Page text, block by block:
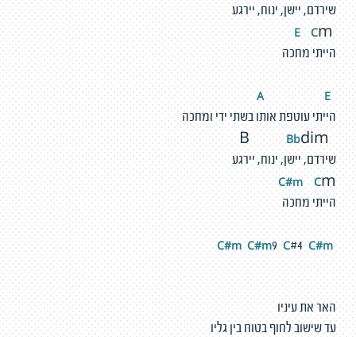
שירדם, יישן, ינוח, יירגע
Cm
הייתי מחכה
E
הייתי עוטפת אותו בשתי ידי ומחכה
Bbdim
שירדם, יישן, ינוח, יירגע
C#m Cm
הייתי מחכה
#m C#m9 C#4 C#m
האר את עיניו
עד שישוב לחוף בטוח בין גליו